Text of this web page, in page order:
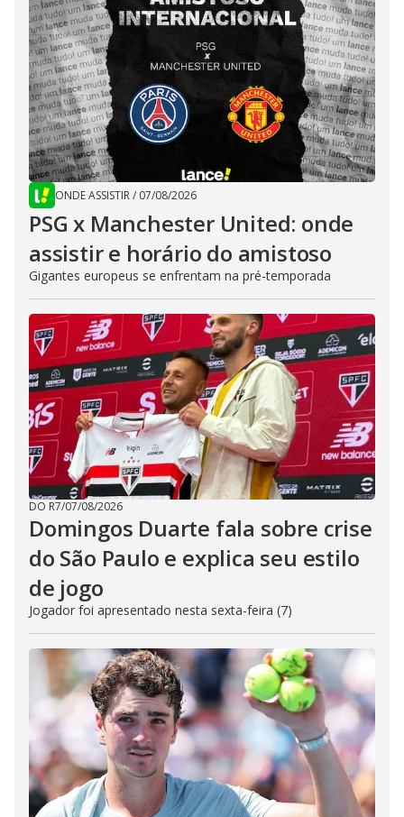
ONDE ASSISTIR/ 07/08/2026
PSG x Manchester United: onde
assistir e horário do amistoso
Gigantes europeus se enfrentam na pré-temporada
DO R7/07/08/2026
Domingos Duarte fala sobre crise
do São Paulo e explica seu estilo
de jogo
Jogador foi apresentado nesta sexta-feira (7)